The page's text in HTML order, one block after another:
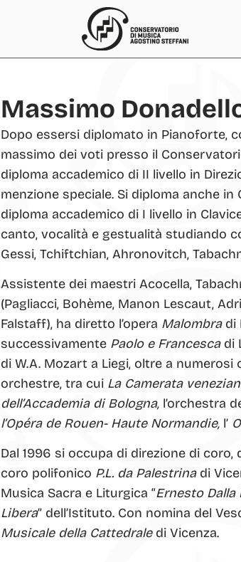
Massimo
Dopo essersi diplomato in Pianoforte,
massimo dei voti presso il
diploma accademico di II livello in
menzione speciale. Si diploma anche
diploma accademico di I livello in
canto, vocalità e gestualità studiando
Gessi, Tchiftchian, Ahronovitch,
Assistente dei maestri Acocella,
(Pagliacci, Bohème, Manon Lescaut,
Falstaff), ha diretto l’opera Malombra di
successivamente Paolo e Francesca di
di W.A. Mozart a Liegi, oltre a
orchestre, tra cui La Camerata
dell’Accademia di Bologna, l’orchestra
l’Opéra de Rouen- Haute Normandie, l’
Dal 1996 si occupa di direzione di coro,
coro polifonico P.L. da Palestrina di
Musica Sacra e Liturgica “Ernesto Dalla
Libera” dell’Istituto. Con nomina del
Musicale della Cattedraledi Vicenza.